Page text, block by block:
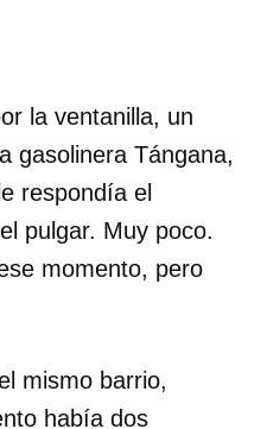
la ventanilla, un
gasolinera Tángana,
respondía el
pulgar. Muy poco.
momento, pero
mismo barrio,
había dos